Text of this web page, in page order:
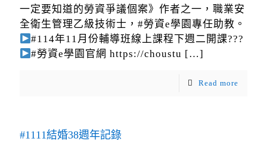
一定要知道的勞資爭議個案》作者之一，職業安
全衛生管理乙級技術士，#勞資e學園專任助教。
#114年11月份輔導班線上課程下週二開課???
#勞資e學園官網 https://choustu […]
Read more
#1111結婚38週年記錄